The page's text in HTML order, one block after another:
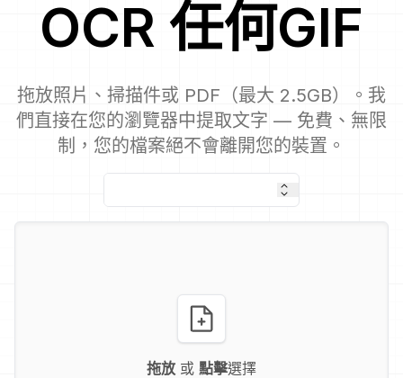
OCR 任何GIF
拖放照片、掃描件或 PDF（最大 2.5GB）。我
們直接在您的瀏覽器中提取文字 — 免費、無限
制，您的檔案絕不會離開您的裝置。
拖放 或 點擊選擇